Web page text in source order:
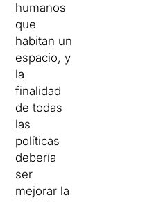
humanos
que
habitan un
espacio, y
la
finalidad
de todas
las
políticas
debería
ser
mejorar la